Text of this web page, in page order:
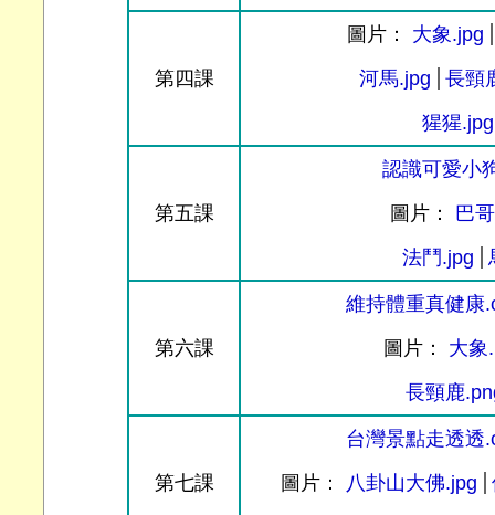
第四課
圖片： 大象.jpg
河馬.jpg
長頸
猩猩.jpg
第五課
認識可愛小
圖片：
巴
法鬥.jpg
第六課
維持體重真健康
圖片： 大象
長頸鹿
第七課
台灣景點走透透
圖片：
八卦山大佛.jpg